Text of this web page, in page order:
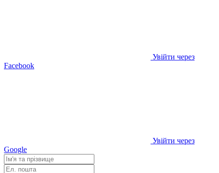
Увійти через
Facebook
Увійти через
Google